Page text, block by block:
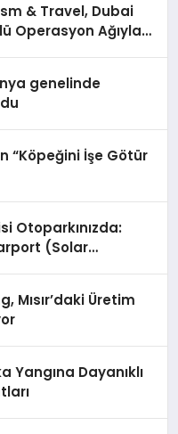
& Travel, Dubai
Operasyon Ağıyla
genelinde
“Köpeğini İşe Götür
Otoparkınızda:
(Solar
Mısır’daki Üretim
Yangına Dayanıklı